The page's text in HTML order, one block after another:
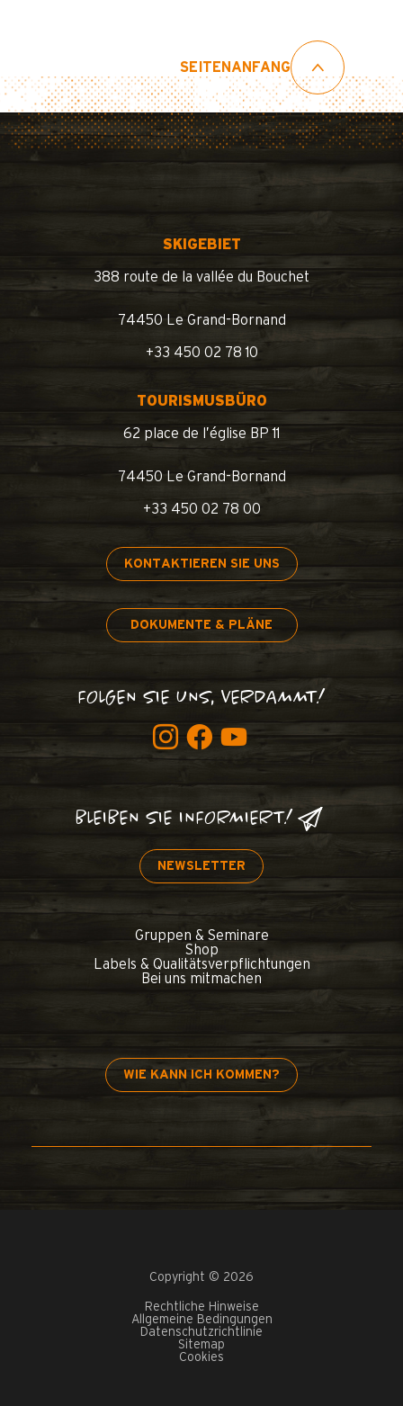
SEITENANFANG
SKIGEBIET
388 route de la vallée du Bouchet
74450 Le Grand-Bornand
+33 450 02 78 10
TOURISMUSBÜRO
62 place de l’église BP 11
74450 Le Grand-Bornand
+33 450 02 78 00
KONTAKTIEREN SIE UNS
DOKUMENTE & PLÄNE
FOLGEN SIE UNS, VERDAMMT!
BLEIBEN SIE INFORMIERT!
NEWSLETTER
Gruppen & Seminare
Shop
Labels & Qualitätsverpflichtungen
Bei uns mitmachen
WIE KANN ICH KOMMEN?
Copyright © 2026
Rechtliche Hinweise
Allgemeine Bedingungen
Datenschutzrichtlinie
Sitemap
Cookies